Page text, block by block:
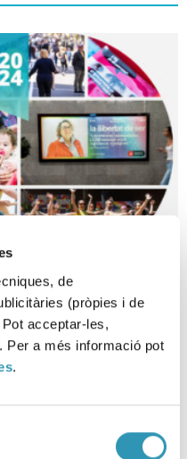
de
(pròpies i de
acceptar-les,
Per a més informació pot
.
sexuals i
2024